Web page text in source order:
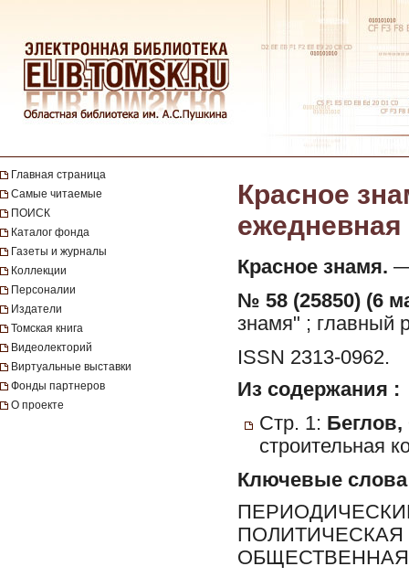
Главная страница
Самые читаемые
ПОИСК
Каталог фонда
Газеты и журналы
Коллекции
Персоналии
Издатели
Томская книга
Видеолекторий
Виртуальные выставки
Фонды партнеров
О проекте
Красное
ежедневная
Красное знамя. —
№ 58 (25850) (6
знамя" ; главный
ISSN 2313-0962.
Из содержания :
Стр. 1: Беглов,
строительная
Ключевые слова